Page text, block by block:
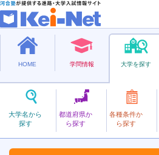
HOME 学問情報 大学を探す
大学名から
探す
都道府県か
ら探す
各種条件か
ら探す
国立
みやぎきょういく
宮城教育大学